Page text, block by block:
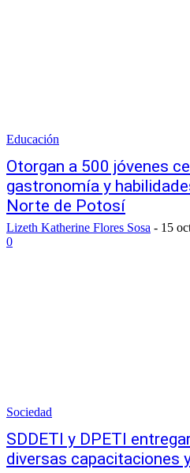
Educación
Otorgan a 500 jóvenes
gastronomía y
Norte de Potosí
Lizeth Katherine Flores Sosa - 15
0
Sociedad
SDDETI y DPETI
diversas capacitaciones